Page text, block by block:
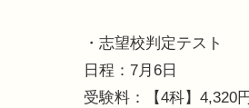
・志望校判定テスト
日程：7月6日
受験料：【4科】4,320